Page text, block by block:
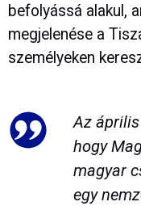
befolyássá alakul,
megjelenése a
személyeken
Az
hogy
magyar
egy